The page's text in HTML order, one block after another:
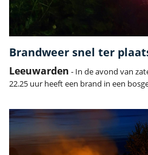
Brandweer snel ter
Leeuwarden - In de avond van
22.25 uur heeft een brand in een